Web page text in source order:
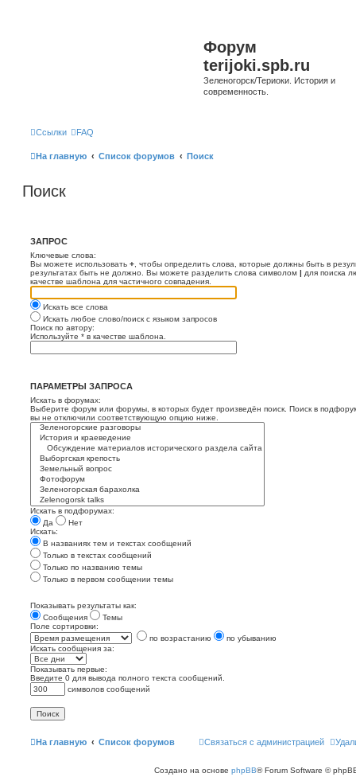
Форум
terijoki.spb.ru
Зеленогорск/Териоки. История и
современность.
Ссылки FAQ
На главную Список форумов Поиск
Поиск
ЗАПРОС
Ключевые слова:
Вы можете использовать + , чтобы определить слова, которые должны быть в
результатах быть не должно. Вы можете разделить слова символом | для поиска
качестве шаблона для частичного совпадения.
Искать все слова
Искать любое слово/поиск с языком запросов
Поиск по автору:
Используйте * в качестве шаблона.
ПАРАМЕТРЫ ЗАПРОСА
Искать в форумах:
Выберите форум или форумы, в которых будет произведён поиск. Поиск в
вы не отключили соответствующую опцию ниже.
Искать в подфорумах:
Да
Нет
Искать:
В названиях тем и текстах сообщений
Только в текстах сообщений
Только по названию темы
Только в первом сообщении темы
Показывать результаты как:
Сообщения
Темы
Поле сортировки:
по возрастанию
по убыванию
Искать сообщения за:
Показывать первые:
Введите 0 для вывода полного текста сообщений.
символов сообщений
На главную Список форумов Связаться с администрацией
Создано на основе phpBB® Forum Software ©